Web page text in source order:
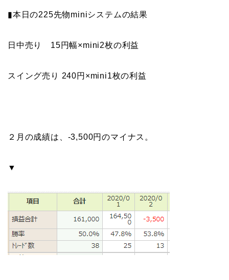
▮本日の225先物miniシステムの結果
日中売り 15円幅×mini2枚の利益
スイング売り 240円×mini1枚の利益
２月の成績は、-3,500円のマイナス。
▼